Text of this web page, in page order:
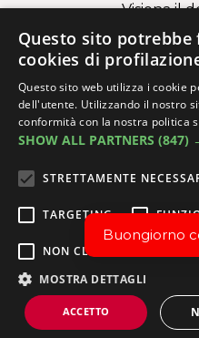
Visiona il
Via dei Salesiani
info@issm.it|
©2024 Istituto Salesiano
30174 Venezia- Mestre
Questo sito potrebbe
cookies di
Questo sito web utilizza i cookie
dell'utente. Utilizzando il nostro
conformità con la nostra politica
SHOW ALL PARTNERS (847)
STRETTAMENTE
TARGETING
NON CLASSIFICATI
MOSTRA DETTAGLI
ACCETTO
Buongiorno